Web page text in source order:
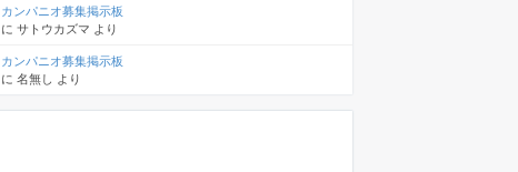
カンパニオ募集掲示板
に サトウカズマ より
カンパニオ募集掲示板
に 名無し より